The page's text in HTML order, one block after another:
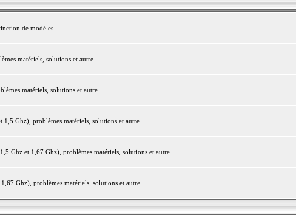
de modèles.
matériels, solutions et autre.
matériels, solutions et autre.
Ghz), problèmes matériels, solutions et autre.
Ghz et 1,67 Ghz), problèmes matériels, solutions et autre.
Ghz), problèmes matériels, solutions et autre.